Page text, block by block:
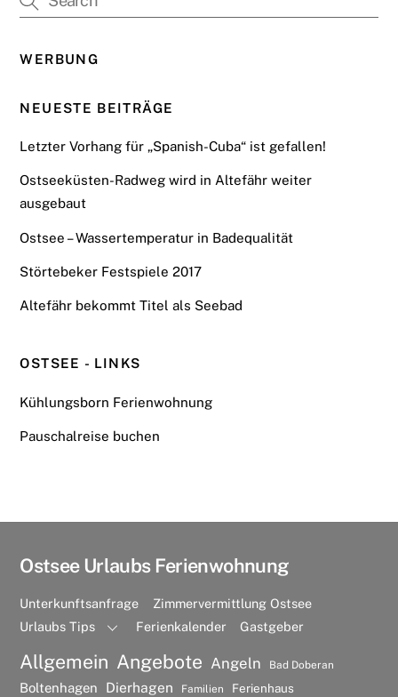
WERBUNG
NEUESTE BEITRÄGE
Letzter Vorhang für „Spanish-Cuba“ ist gefallen!
Ostseeküsten-Radweg wird in Altefähr weiter
ausgebaut
Ostsee – Wassertemperatur in Badequalität
Störtebeker Festspiele 2017
Altefähr bekommt Titel als Seebad
OSTSEE - LINKS
Kühlungsborn Ferienwohnung
Pauschalreise buchen
Ostsee Urlaubs Ferienwohnung
Unterkunftsanfrage
Zimmervermittlung Ostsee
Urlaubs Tips
Ferienkalender Gastgeber
Allgemein Angebote Angeln Bad Doberan
Boltenhagen Dierhagen Familien Ferienhaus